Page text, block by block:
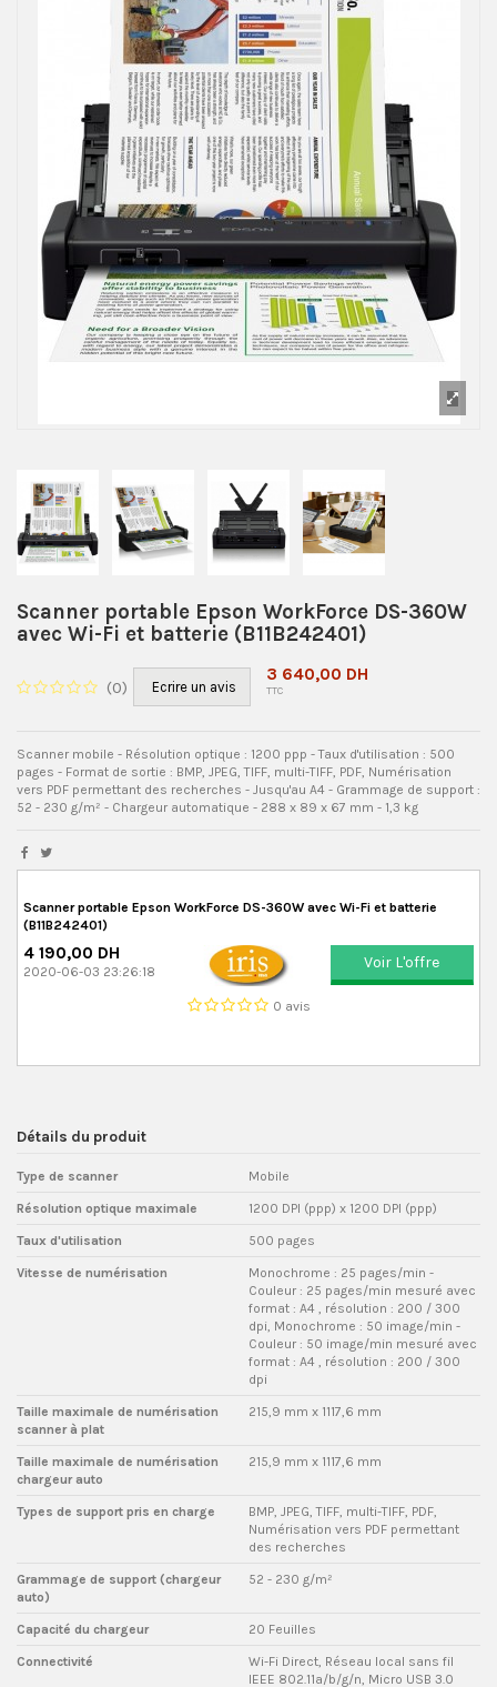
Scanner portable Epson WorkForce DS-360W
avec Wi-Fi et batterie (B11B242401)
(0) Ecrire un avis
3 640,00 DH
TTC
Scanner mobile - Résolution optique : 1200 ppp - Taux d'utilisation : 500
pages - Format de sortie : BMP, JPEG, TIFF, multi-TIFF, PDF, Numérisation
vers PDF permettant des recherches - Jusqu'au A4 - Grammage de support :
52 - 230 g/m² - Chargeur automatique - 288‎ x 89 x 67 mm - 1,3 kg
Scanner portable Epson WorkForce DS-360W avec Wi-Fi et batterie
(B11B242401)
4 190,00 DH
2020-06-03 23:26:18
0 avis
Voir L'offre
Détails du produit
Type de scanner Mobile
Résolution optique maximale 1200 DPI (ppp) x 1200 DPI (ppp)
Taux d'utilisation 500 pages
Vitesse de numérisation
Monochrome : 25 pages/min -
Couleur : 25 pages/min mesuré avec
format : A4 , résolution : 200 / 300
dpi, Monochrome : 50 image/min -
Couleur : 50 image/min mesuré avec
format : A4 , résolution : 200 / 300
dpi
Taille maximale de numérisation
scanner à plat
215,9 mm x 1117,6 mm
Taille maximale de numérisation
chargeur auto
215,9 mm x 1117,6 mm
Types de support pris en charge
BMP, JPEG, TIFF, multi-TIFF, PDF,
Numérisation vers PDF permettant
des recherches
Grammage de support (chargeur
auto)
52 - 230 g/m²
Capacité du chargeur 20 Feuilles
Connectivité
Wi-Fi Direct, Réseau local sans fil
IEEE 802.11a/b/g/n, Micro USB 3.0